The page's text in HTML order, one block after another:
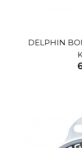
DELPHIN